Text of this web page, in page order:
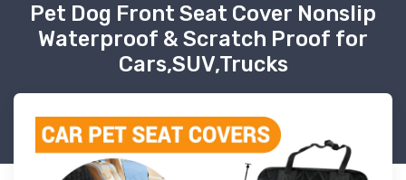
Pet Dog Front Seat Cover Nonslip
Waterproof & Scratch Proof for
Cars,SUV,Trucks